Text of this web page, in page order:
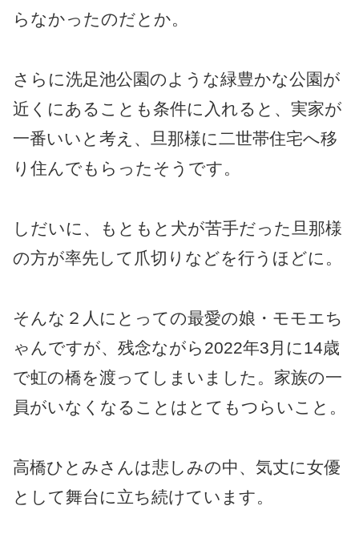
らなかったのだとか。
さらに洗足池公園のような緑豊かな公園が
近くにあることも条件に入れると、実家が
一番いいと考え、旦那様に二世帯住宅へ移
り住んでもらったそうです。
しだいに、もともと犬が苦手だった旦那様
の方が率先して爪切りなどを行うほどに。
そんな２人にとっての最愛の娘・モモエち
ゃんですが、残念ながら2022年3月に14歳
で虹の橋を渡ってしまいました。家族の一
員がいなくなることはとてもつらいこと。
高橋ひとみさんは悲しみの中、気丈に女優
として舞台に立ち続けています。